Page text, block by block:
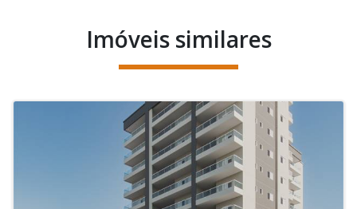
Imóveis similares